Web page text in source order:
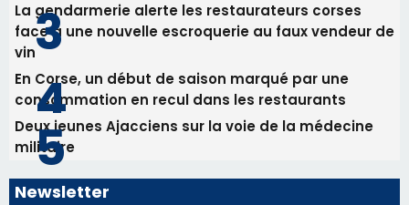
La gendarmerie alerte les restaurateurs corses
face à une nouvelle escroquerie au faux vendeur de
vin
En Corse, un début de saison marqué par une
consommation en recul dans les restaurants
Deux jeunes Ajacciens sur la voie de la médecine
militaire
Newsletter